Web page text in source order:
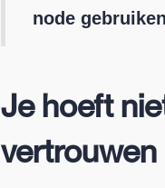
node
Je hoeft
vertrouwen